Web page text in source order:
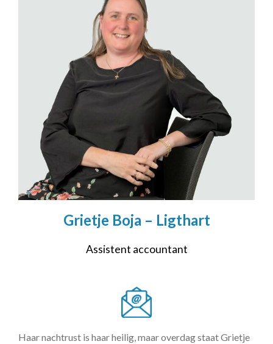
Grietje Boja – Ligthart
Assistent accountant
Haar nachtrust is haar heilig, maar overdag staat Grietje